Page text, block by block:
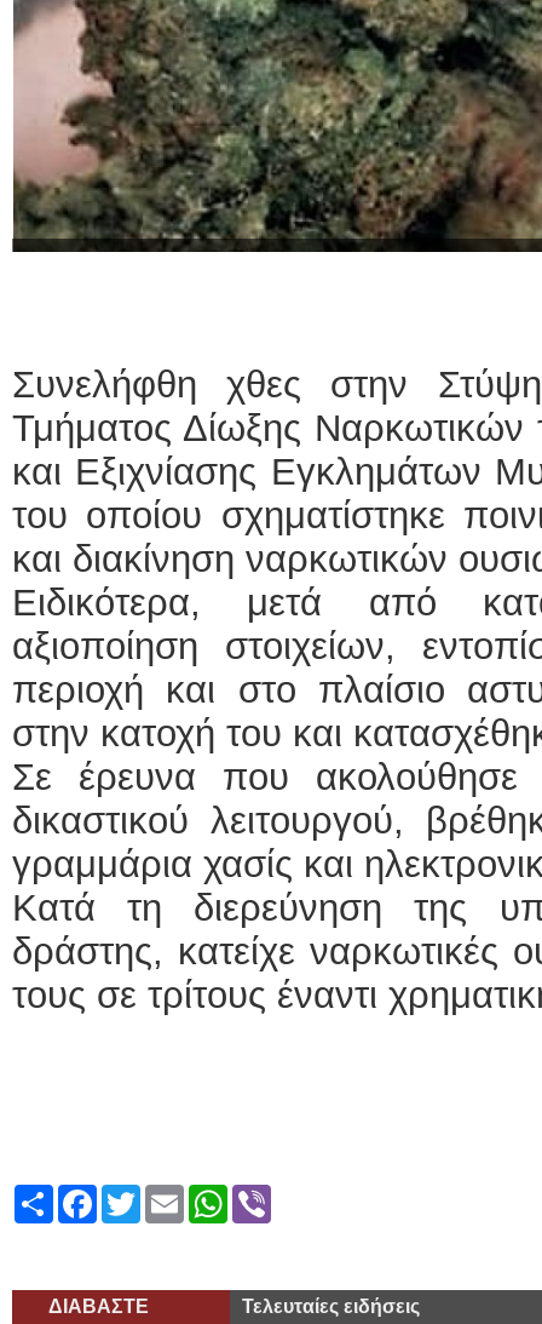
Συνελήφθη χθες στην
Τμήματος Δίωξης Ναρκωτικών
και Εξιχνίασης Εγκλημάτων
του οποίου σχηματίστηκε
και διακίνηση ναρκωτικών
Ειδικότερα, μετά από
αξιοποίηση στοιχείων,
περιοχή και στο πλαίσιο
στην κατοχή του και
Σε έρευνα που ακολούθησε
δικαστικού λειτουργού,
γραμμάρια χασίς και
Κατά τη διερεύνηση της
δράστης, κατείχε ναρκωτικές
τους σε τρίτους έναντι
ShareFacebook
TwitterEmailWhatsApp
ΔΙΑΒΑΣΤΕ Τελευταίες ειδήσεις